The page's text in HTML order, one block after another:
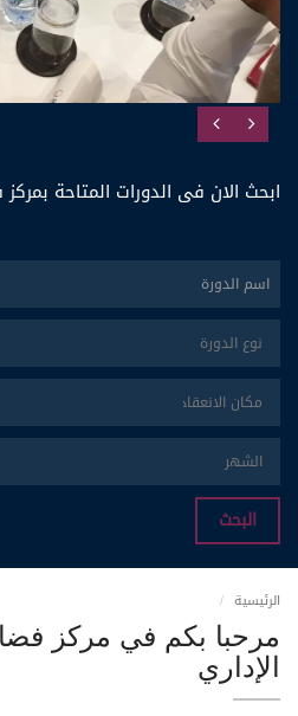
ابحث الان فى الدورات المتاحة
البحث
الرئيسية
مرحبا بكم في مركز
الإداري